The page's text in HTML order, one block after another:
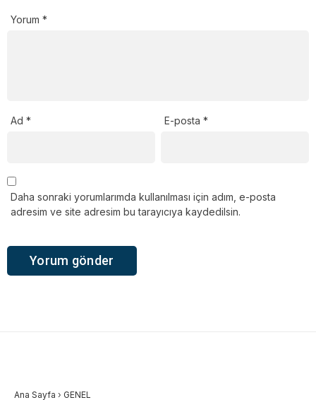
Yorum *
Ad * E-posta*
Daha sonraki yorumlarımda kullanılması için adım, e-posta
adresim ve site adresim bu tarayıcıya kaydedilsin.
Ana Sayfa › GENEL